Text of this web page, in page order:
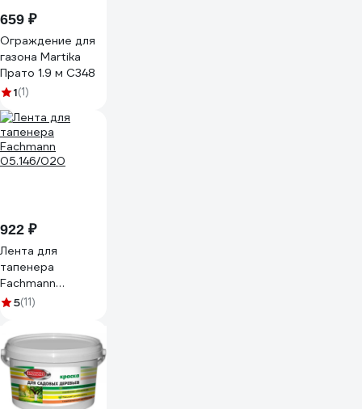
659 ₽
Ограждение для
газона Martika
Прато 1.9 м С348
1(1)
922 ₽
Лента для
тапенера
Fachmann
05.146/020
5(11)